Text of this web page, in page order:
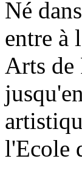
Né
entre à
Arts de
l'Ecole